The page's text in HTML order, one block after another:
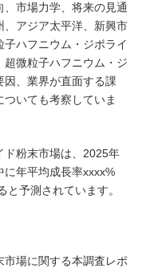
市場力学、将来の見通
、アジア太平洋、新興市
ハフニウム・ジボライ
超微粒子ハフニウム・ジ
因、業界が直面する課
いても考察していま
ド粉末市場は、2025年
に年平均成長率xxxx%
予測されています。
場に関する本調査レポ